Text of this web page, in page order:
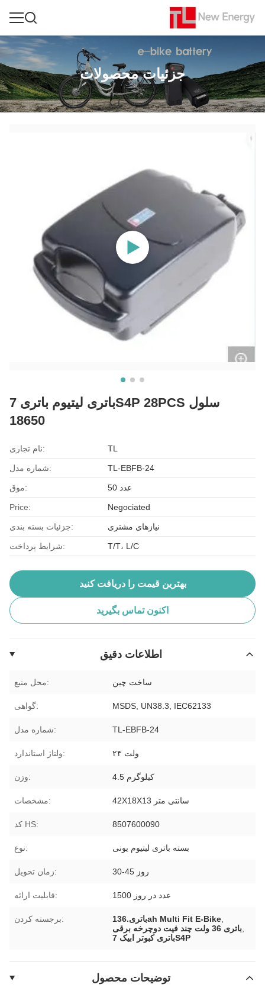
جزئیات محصولات
باتری لیتیوم باتری 7S4P 28PCS سلول
18650
نام تجاری: TL
شماره مدل: TL-EBFB-24
موق: 50 عدد
Price: Negociated
جزئیات بسته بندی: نیازهای مشتری
شرایط پرداخت: T/T، L/C
بهترین قیمت را دریافت کنید
اکنون تماس بگیرید
اطلاعات دقیق
محل منبع: ساخت چین
گواهی: MSDS, UN38.3, IEC62133
شماره مدل: TL-EBFB-24
ولتاژ استاندارد: ۲۴ ولت
وزن: 4.5 کیلوگرم
مشخصات: 42X18X13 سانتی متر
کد HS: 8507600090
نوع: بسته باتری لیتیوم یونی
زمان تحویل: 30-45 روز
قابلیت ارائه: 1500 عدد در روز
برجسته کردن: 13باتری.6ah Multi Fit E-Bike
باتری 36 ولت چند فیت دوچرخه برقی
باتری کبوتر ابیک 7S4P
توضیحات محصول